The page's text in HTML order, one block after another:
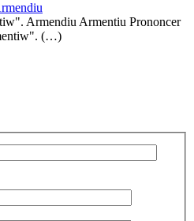
Armendiu Armentiu Prononcer
(…)